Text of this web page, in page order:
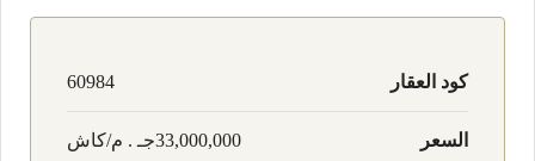
كود العقار 60984
السعر 33,000,000جـ . م/كاش